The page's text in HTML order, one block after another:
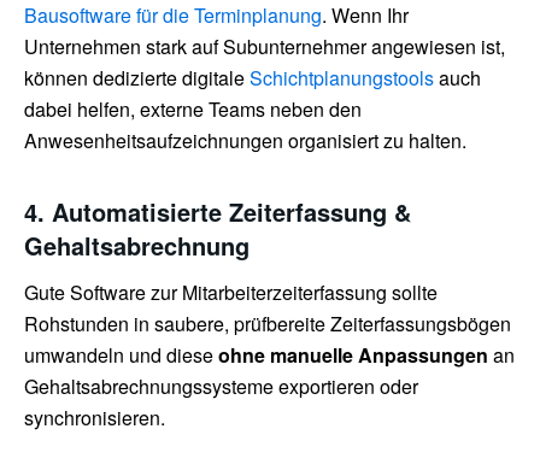
Bausoftware für die Terminplanung. Wenn Ihr
Unternehmen stark auf Subunternehmer angewiesen ist,
können dedizierte digitaleSchichtplanungstoolsauch
dabei helfen, externe Teams neben den
Anwesenheitsaufzeichnungen organisiert zu halten.
4. Automatisierte Zeiterfassung &
Gehaltsabrechnung
Gute Software zur Mitarbeiterzeiterfassung sollte
Rohstunden in saubere, prüfbereite Zeiterfassungsbögen
umwandeln und dieseohne manuelle Anpassungen an
Gehaltsabrechnungssysteme exportieren oder
synchronisieren.